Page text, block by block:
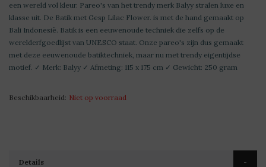
een wereld vol kleur. Pareo's van het trendy merk Balyy stralen luxe en
klasse uit. De Batik met Gesp Lilac Flower. is met de hand gemaakt op
Bali Indonesië. Batik is een eeuwenoude techniek die zelfs op de
werelderfgoedlijst van UNESCO staat. Onze pareo's zijn dus gemaakt
met deze eeuwenoude batiktechniek, maar nu met trendy eigentijdse
motief. ✓ Merk: Balyy ✓ Afmeting: 115 x 175 cm ✓ Gewicht: 250 gram
Beschikbaarheid: Niet op voorraad
Details